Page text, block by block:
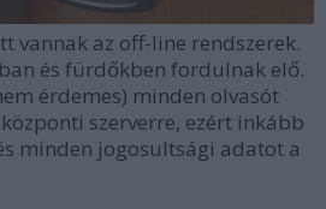
vannak az off-line rendszerek.
és fürdőkben fordulnak elő.
érdemes) minden olvasót
szerverre, ezért inkább
minden jogosultsági adatot a